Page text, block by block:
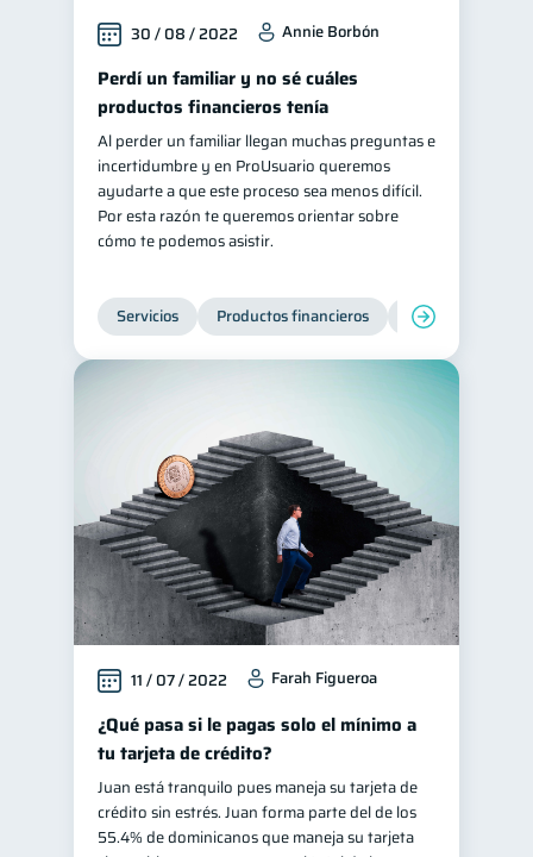
30 / 08 / 2022 Annie Borbón
Perdí un familiar y no sé cuáles
productos financieros tenía
Al perder un familiar llegan muchas preguntas e
incertidumbre y en ProUsuario queremos
ayudarte a que este proceso sea menos difícil.
Por esta razón te queremos orientar sobre
cómo te podemos asistir.
Servicios Productos financieros Inclusión
11 / 07 / 2022 Farah Figueroa
¿Qué pasa si le pagas solo el mínimo a
tu tarjeta de crédito?
Juan está tranquilo pues maneja su tarjeta de
crédito sin estrés. Juan forma parte del de los
55.4% de dominicanos que maneja su tarjeta